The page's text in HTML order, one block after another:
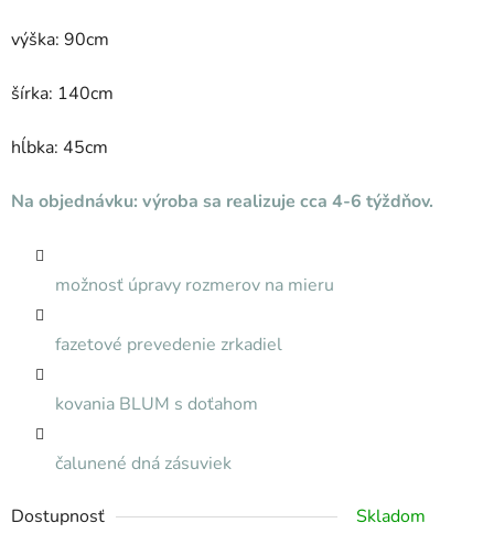
výška: 90cm
šírka: 140cm
hĺbka: 45cm
Na objednávku: výroba sa realizuje cca 4-6 týždňov.
možnosť úpravy rozmerov na mieru
fazetové prevedenie zrkadiel
kovania BLUM s doťahom
čalunené dná zásuviek
Dostupnosť Skladom